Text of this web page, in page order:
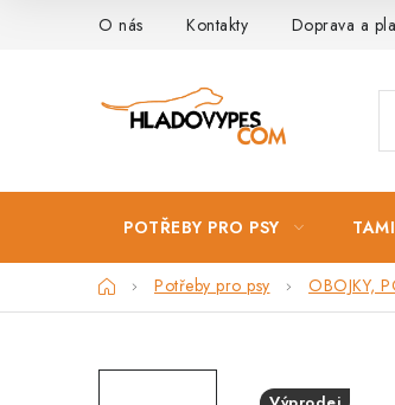
O nás Kontakty Doprava a
POTŘEBY PRO PSY
DomůPotřeby pro psy OBOJKY,